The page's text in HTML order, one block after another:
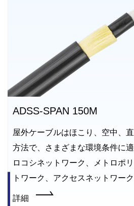
ADSS-SPAN 150M
屋外ケーブルはほこり、空中、
方法で、さまざまな環境条件に
ロコシネットワーク、メトロポ
トワーク、アクセスネットワー
詳細